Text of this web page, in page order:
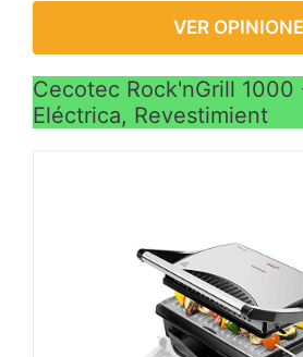
VER
Cecotec Rock'nGrill 1000
Eléctrica, Revestimient